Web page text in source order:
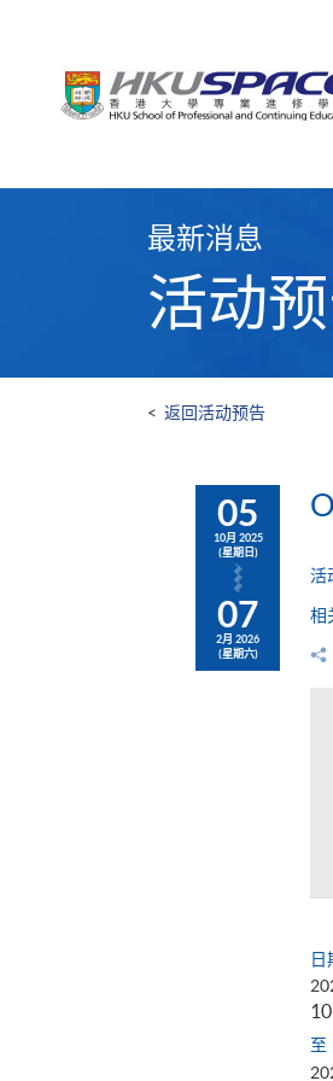
最新消息
活动
< 返回活动预告
05
10月 2025
(星期日)
07
2月 2026
(星期六)
活
相
日
至